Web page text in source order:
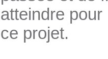
atteindre
ce projet.